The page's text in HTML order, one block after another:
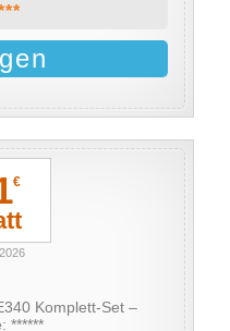
€
Komplett-Set –
******